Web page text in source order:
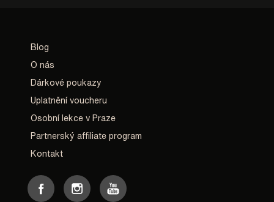
Blog
O nás
Dárkové poukazy
Uplatnění voucheru
Osobní lekce v Praze
Partnerský affiliate program
Kontakt